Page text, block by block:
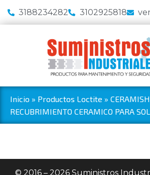
3188234282 3102925818
Inicio » Productos Loctite »
RECUBRIMIENTO CERAMICO PARA
© 2016 – 2026 Suministros